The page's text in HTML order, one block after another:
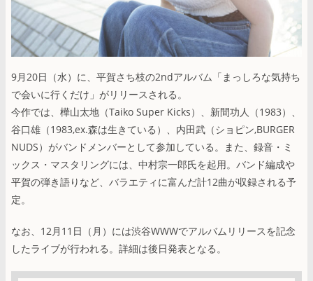
9月20日（水）に、平賀さち枝の2ndアルバム「まっしろな気持ち
で会いに行くだけ」がリリースされる。
今作では、樺山太地（Taiko Super Kicks）、新間功人（1983）、
谷口雄（1983,ex.森は生きている）、内田武（ショピン,BURGER
NUDS）がバンドメンバーとして参加している。また、録音・ミ
ックス・マスタリングには、中村宗一郎氏を起用。バンド編成や
平賀の弾き語りなど、バラエティに富んだ計12曲が収録される予
定。
なお、12月11日（月）には渋谷WWWでアルバムリリースを記念
したライブが行われる。詳細は後日発表となる。